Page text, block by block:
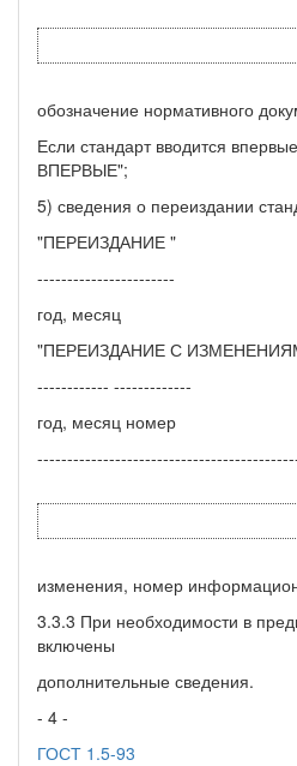
обозначение нормативного
Если стандарт вводится
ВПЕРВЫЕ";
5) сведения о переиздании
"ПЕРЕИЗДАНИЕ "
-----------------------
год, месяц
"ПЕРЕИЗДАНИЕ С
------------ -------------
год, месяц номер
изменения, номер
3.3.3 При необходимости в
включены
дополнительные сведения.
- 4 -
ГОСТ 1.5-93